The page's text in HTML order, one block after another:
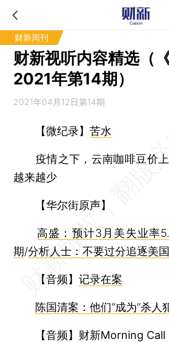
财新周刊
财新视听内容精选（
2021年第14期）
2021年04月12日第14期
【微纪录】苦水
疫情之下，云南咖啡豆价上
越来越少
【华尔街原声】
高盛：预计3月美失业率
期/分析人士：不要过分追逐美
【音频】记录在案
陈国清案：他们“成为”杀人
【音频】财新Morning Call